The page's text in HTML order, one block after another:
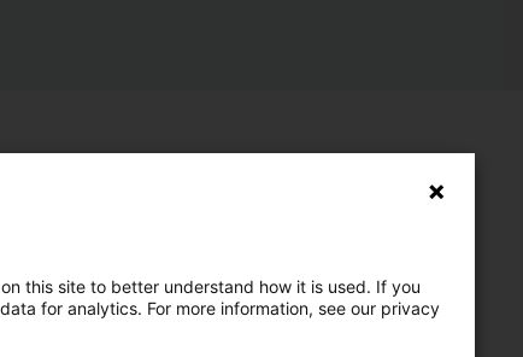
this site to better understand how it is used. If you
for analytics. For more information, see our privacy